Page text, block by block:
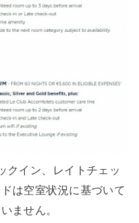
クイン、レイトチェッ
は空室状況に基づいて
ません。